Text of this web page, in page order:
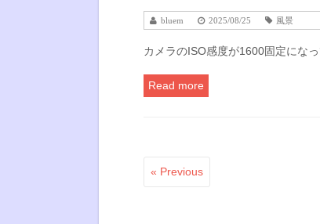
bluem 2025/08/25 風景
カメラのISO感度が1600固定にな
Read more
« Previous